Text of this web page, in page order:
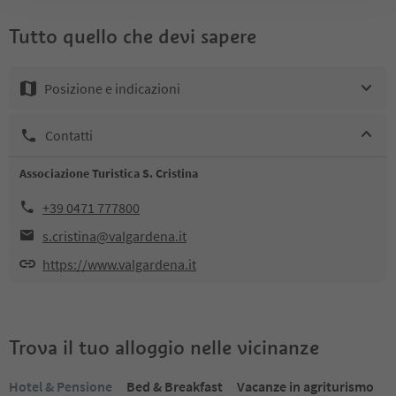
Tutto quello che devi sapere
Posizione e indicazioni
Contatti
Associazione Turistica S. Cristina
+39 0471 777800
s.cristina@valgardena.it
https://www.valgardena.it
Trova il tuo alloggio nelle vicinanze
Hotel & Pensione Bed & Breakfast
Vacanze in agriturismo